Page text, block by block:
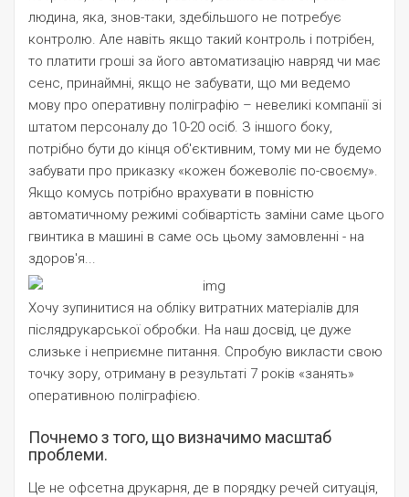
людина, яка, знов-таки, здебільшого не потребує
контролю. Але навіть якщо такий контроль і потрібен,
то платити гроші за його автоматизацію навряд чи має
сенс, принаймні, якщо не забувати, що ми ведемо
мову про оперативну поліграфію – невеликі компанії зі
штатом персоналу до 10-20 осіб. З іншого боку,
потрібно бути до кінця об'єктивним, тому ми не будемо
забувати про приказку «кожен божеволіє по-своєму».
Якщо комусь потрібно врахувати в повністю
автоматичному режимі собівартість заміни саме цього
гвинтика в машині в саме ось цьому замовленні - на
здоров'я...
Хочу зупинитися на обліку витратних матеріалів для
післядрукарської обробки. На наш досвід, це дуже
слизьке і неприємне питання. Спробую викласти свою
точку зору, отриману в результаті 7 років «занять»
оперативною поліграфією.
Почнемо з того, що визначимо масштаб
проблеми.
Це не офсетна друкарня, де в порядку речей ситуація,